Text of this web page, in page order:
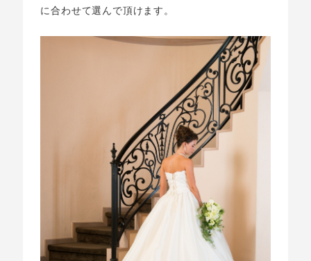
に合わせて選んで頂けます。